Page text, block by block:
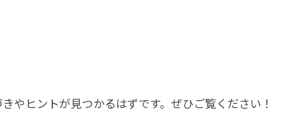
やヒントが見つかるはずです。ぜひご覧ください！